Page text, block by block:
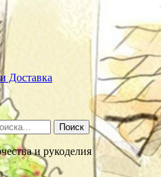
Доставка
Поиск
и рукоделия